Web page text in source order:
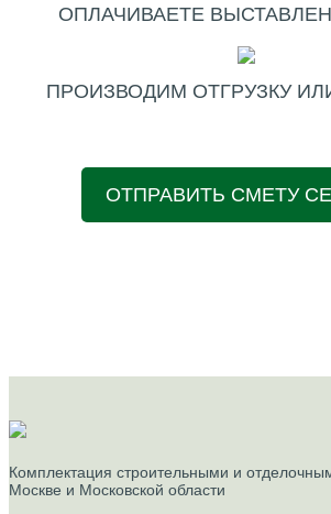
ОПЛАЧИВАЕТЕ
ПРОИЗВОДИМ ОТГРУЗКУ
ОТПРАВИТЬ СМЕТУ
Комплектация строительными и
Москве и Московской области